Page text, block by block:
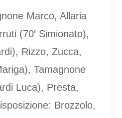
Marco, Allaria
(70′ Simionato),
Rizzo, Zucca,
Tamagnone
Luca), Presta,
Brozzolo,